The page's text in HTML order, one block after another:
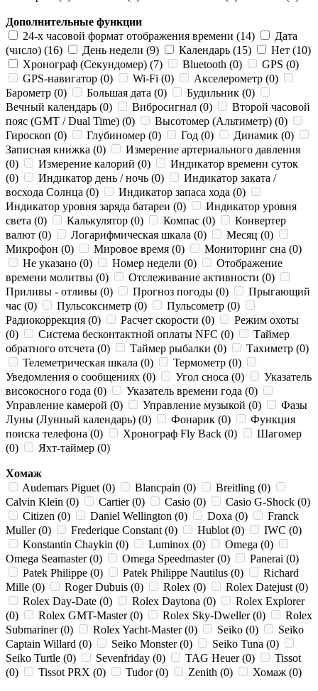
Дополнительные функции
24-х часовой формат отображения времени (14)
Дата
(число) (16)
День недели (9) Календарь (15)
Нет (10)
Хронограф (Секундомер) (7)
Bluetooth (0)
GPS (0)
GPS-навигатор (0)
Wi-Fi (0)
Акселерометр (0)
Барометр (0)
Большая дата (0)
Будильник (0)
Вечный календарь (0)
Вибросигнал (0)
Второй часовой
пояс (GMT / Dual Time) (0)
Высотомер (Альтиметр) (0)
Гироскоп (0)
Глубиномер (0) Год (0)
Динамик (0)
Записная книжка (0)
Измерение артериального давления
(0)
Измерение калорий (0)
Индикатор времени суток
(0)
Индикатор день / ночь (0)
Индикатор заката /
восхода Солнца (0)
Индикатор запаса хода (0)
Индикатор уровня заряда батареи (0)
Индикатор уровня
света (0)
Калькулятор (0) Компас (0)
Конвертер
валют (0)
Логарифмическая шкала (0)
Месяц (0)
Микрофон (0)
Мировое время (0)
Мониторинг сна (0)
Не указано (0)
Номер недели (0)
Отображение
времени молитвы (0)
Отслеживание активности (0)
Приливы - отливы (0)
Прогноз погоды (0)
Прыгающий
час (0)
Пульсоксиметр (0)
Пульсометр (0)
Радиокоррекция (0)
Расчет скорости (0)
Режим охоты
(0)
Система бесконтактной оплаты NFC (0)
Таймер
обратного отсчета (0)
Таймер рыбалки (0)
Тахиметр (0)
Телеметрическая шкала (0)
Термометр (0)
Уведомления о сообщениях (0)
Угол сноса (0)
Указатель
високосного года (0)
Указатель времени года (0)
Управление камерой (0)
Управление музыкой (0)
Фазы
Луны (Лунный календарь) (0)
Фонарик (0)
Функция
поиска телефона (0)
Хронограф Fly Back (0)
Шагомер
(0)
Яхт-таймер (0)
Хомаж
Audemars Piguet (0)
Blancpain (0)
Breitling (0)
Calvin Klein (0)
Cartier (0) Casio (0)
Casio G-Shock (0)
Citizen (0)
Daniel Wellington (0) Doxa (0)
Franck
Muller (0)
Frederique Constant (0) Hublot (0)
IWC (0)
Konstantin Chaykin (0)
Luminox (0)
Omega (0)
Omega Seamaster (0)
Omega Speedmaster (0)
Panerai (0)
Patek Philippe (0)
Patek Philippe Nautilus (0)
Richard
Mille (0)
Roger Dubuis (0) Rolex (0)
Rolex Datejust (0)
Rolex Day-Date (0)
Rolex Daytona (0)
Rolex Explorer
(0)
Rolex GMT-Master (0) Rolex Sky-Dweller (0)
Rolex
Submariner (0)
Rolex Yacht-Master (0) Seiko (0)
Seiko
Captain Willard (0)
Seiko Monster (0)
Seiko Tuna (0)
Seiko Turtle (0)
Sevenfriday (0) TAG Heuer (0)
Tissot
(0)
Tissot PRX (0) Tudor (0) Zenith (0) Хомаж (0)